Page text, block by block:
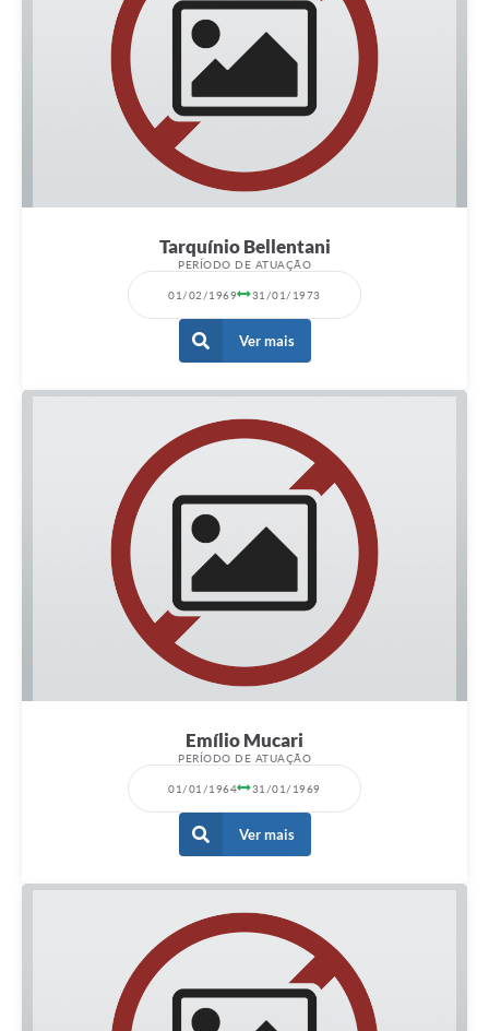
Tarquínio Bellentani
PERÍODO DE ATUAÇÃO
01/02/1969 31/01/1973
Ver mais
Emílio Mucari
PERÍODO DE ATUAÇÃO
01/01/1964 31/01/1969
Ver mais